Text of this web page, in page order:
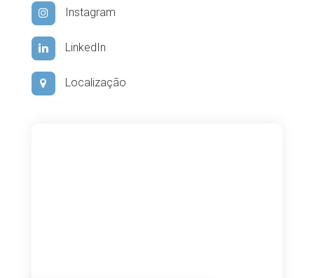
Instagram
LinkedIn
Localização